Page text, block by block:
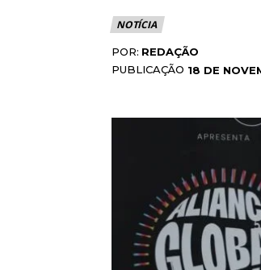
NOTÍCIA
POR: REDAÇÃO
PUBLICAÇÃO 18 DE